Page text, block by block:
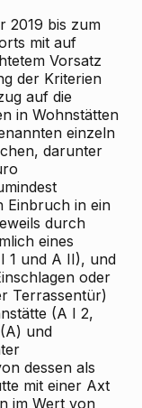
2019 bis zum
mit auf
Vorsatz
der Kriterien
auf die
in Wohnstätten
einzeln
darunter
Einbruch in ein
durch
eines
1 und A II), und
oder
Terrassentür)
(A I 2,
und
dessen als
mit einer Axt
im Wert von